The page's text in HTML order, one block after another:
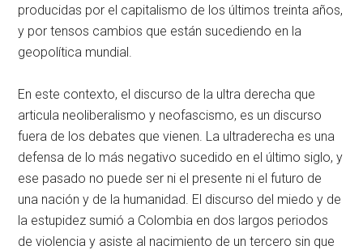
producidas por el capitalismo de los últimos treinta años,
y por tensos cambios que están sucediendo en la
geopolítica mundial.
En este contexto, el discurso de la ultra derecha que
articula neoliberalismo y neofascismo, es un discurso
fuera de los debates que vienen. La ultraderecha es una
defensa de lo más negativo sucedido en el último siglo, y
ese pasado no puede ser ni el presente ni el futuro de
una nación y de la humanidad. El discurso del miedo y de
la estupidez sumió a Colombia en dos largos periodos
de violencia y asiste al nacimiento de un tercero sin que